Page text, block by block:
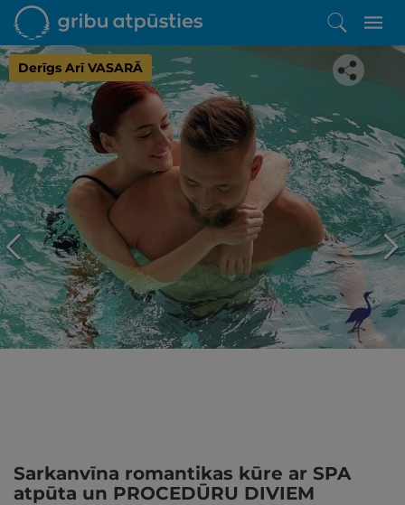
Derīgs Arī VASARĀ
Iepatikās šis piedāvājums?
Līdz brīnišķīgai atpūtai atlikuši tikai daži soļi
PĒRKU
Sarkanvīna romantikas kūre ar SPA
atpūta un PROCEDŪRU DIVIEM